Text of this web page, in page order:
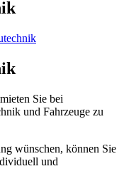
Sie bei
und Fahrzeuge zu
wünschen, können Sie
und